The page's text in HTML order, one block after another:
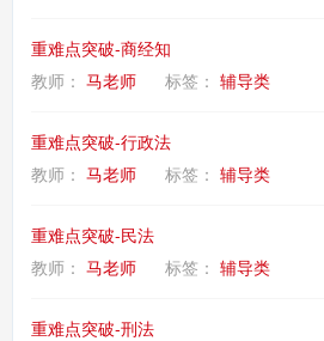
重难点突破-商经知
教师： 马老师 标签： 辅导类
重难点突破-行政法
教师： 马老师 标签： 辅导类
重难点突破-民法
教师： 马老师 标签： 辅导类
重难点突破-刑法